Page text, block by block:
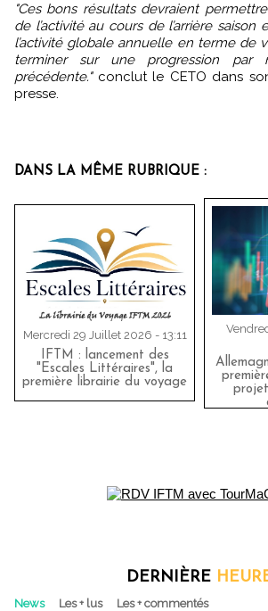
"Ces bons résultats devraient
de l’activité au cours de l’arrière saison
l’activité globale annuelle en terme de
terminer sur une progression par
précédente."conclut le CETO dans
presse.
DANS LA MÊME RUBRIQUE :
Mercredi 29 Juillet 2026 - 13:11
IFTM : lancement des
"Escales Littéraires", la
première librairie du voyage
DERNIÈRE
News Les + lus Les + commentés